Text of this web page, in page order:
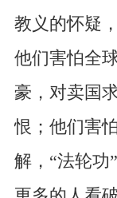
教义的怀疑
他们害怕全
豪，对卖国
恨；他们害
解，“法轮功